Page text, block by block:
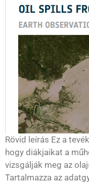
Rövid leírás Ez a
hogy diákjaikat a
vizsgálják meg az
Tartalmazza az